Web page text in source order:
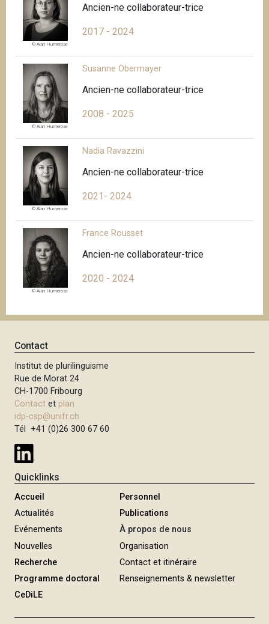
© Alan Humerose
Ancien-ne collaborateur-trice
2017 - 2024
© Alan Humerose
Susanne Obermayer
Ancien-ne collaborateur-trice
2008 - 2025
© Alan Humerose
Nadia Ravazzini
Ancien-ne collaborateur-trice
2021- 2024
© Alan Humerose
France Rousset
Ancien-ne collaborateur-trice
2020 - 2024
Contact
Institut de plurilinguisme
Rue de Morat 24
CH-1700 Fribourg
Contact et plan
idp-csp@unifr.ch
Tél +41 (0)26 300 67 60
Quicklinks
Accueil
Actualités
Evénements
Nouvelles
Recherche
Programme doctoral
CeDiLE
Personnel
Publications
À propos de nous
Organisation
Contact et itinéraire
Renseignements & newsletter